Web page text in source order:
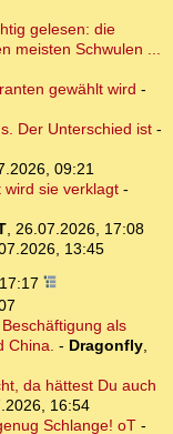
gelesen: die
meisten Schwulen ...
gewählt wird -
Der Unterschied ist-
09:21
wird sie verklagt-
, 26.07.2026, 17:08
13:45
als
China. - Dragonfly,
da hättest Du auch
16:54
Schlange! oT-